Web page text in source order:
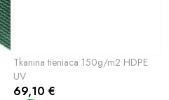
Tkanina tieniaca 150g/m2 HDPE
UV
69,10 €